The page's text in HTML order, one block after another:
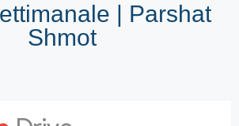
| Parshat
Shmot